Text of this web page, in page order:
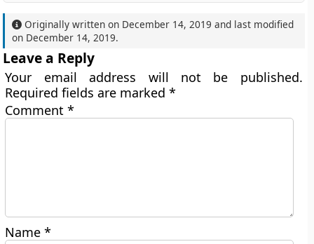
Originally written on December 14, 2019 and last modified
on December 14, 2019.
Leave a Reply
Your email address will not be published.
Required fields are marked*
Comment*
Name*